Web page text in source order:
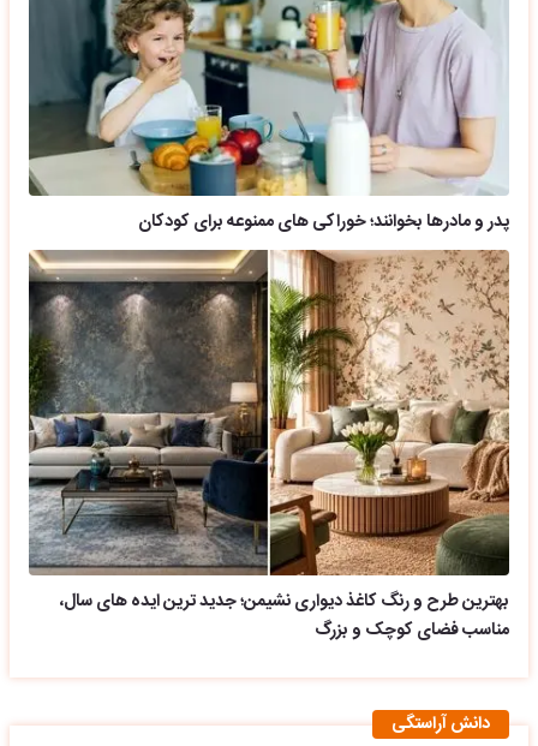
پدر و مادرها بخوانند؛ خوراکی های ممنوعه برای کودکان
بهترین طرح و رنگ کاغذ دیواری نشیمن؛ جدید ترین ایده های سال،
مناسب فضای کوچک و بزرگ
دانش آراستگی